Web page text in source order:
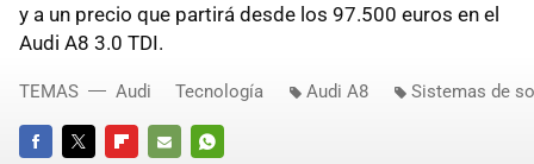
y a un precio que partirá desde los 97.500 euros en el
Audi A8 3.0 TDI.
TEMAS Audi Tecnología Audi A8 Sistemas de